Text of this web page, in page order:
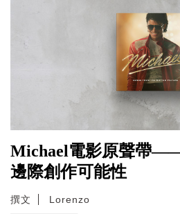
Michael電影原聲帶
邊際創作可能性
撰文 Lorenzo